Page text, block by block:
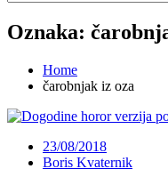
Oznaka:
Home
čarobnjak iz oza
23/08/2018
Boris Kvaternik